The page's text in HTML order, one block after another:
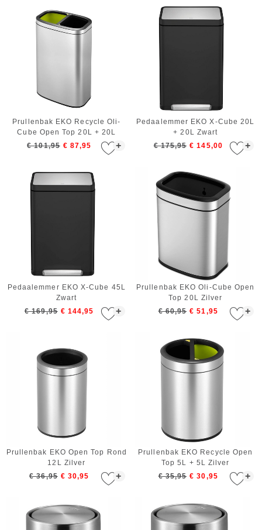
+
Prullenbak EKO Recycle Oli-
Cube Open Top 20L + 20L
Zilver
€ 101,95 € 87,95 +
Pedaalemmer EKO X-Cube 20L
+ 20L Zwart
€ 175,95 € 145,00
+
Pedaalemmer EKO X-Cube 45L
Zwart
€ 169,95 € 144,95 +
Prullenbak EKO Oli-Cube Open
Top 20L Zilver
€ 60,95 € 51,95
+
Prullenbak EKO Open Top Rond
12L Zilver
€ 36,95 € 30,95 +
Prullenbak EKO Recycle Open
Top 5L + 5L Zilver
€ 35,95 € 30,95